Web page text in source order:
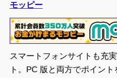
モッピー
スマートフォンサイトも充
ト。PC 版と両方でポイン